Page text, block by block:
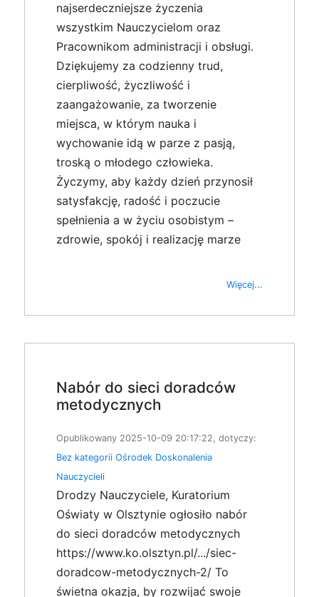
najserdeczniejsze życzenia
wszystkim Nauczycielom oraz
Pracownikom administracji i obsługi.
Dziękujemy za codzienny trud,
cierpliwość, życzliwość i
zaangażowanie, za tworzenie
miejsca, w którym nauka i
wychowanie idą w parze z pasją,
troską o młodego człowieka.
Życzymy, aby każdy dzień przynosił
satysfakcję, radość i poczucie
spełnienia a w życiu osobistym –
zdrowie, spokój i realizację marze
Więcej...
Nabór do sieci doradców
metodycznych
Opublikowany 2025-10-09 20:17:22, dotyczy:
Bez kategorii Ośrodek Doskonalenia
Nauczycieli
Drodzy Nauczyciele, Kuratorium
Oświaty w Olsztynie ogłosiło nabór
do sieci doradców metodycznych
https://www.ko.olsztyn.pl/.../siec-
doradcow-metodycznych-2/ To
świetna okazja, by rozwijać swoje